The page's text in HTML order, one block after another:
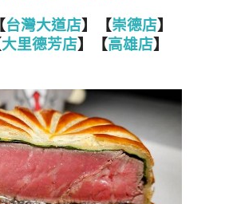
台灣大道店】【崇德店】
大里德芳店】【高雄店】